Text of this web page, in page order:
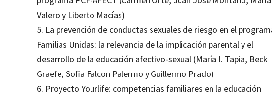
Valero y Liberto Macías)
5. La prevención de conductas sexuales de riesgo en el
Familias Unidas: la relevancia de la implicación parental y el
desarrollo de la educación afectivo-sexual (María I. Tapia, Beck
Graefe, Sofia Falcon Palermo y Guillermo Prado)
6. Proyecto Yourlife: competencias familiares en la educación